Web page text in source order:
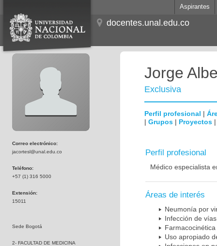
Aspirantes
docentes.unal.edu.co
Correo electrónico:
jacortesl@unal.edu.co
Teléfono:
+57 (1) 316 5000
Extensión:
15011
Sede Bogotá
2- FACULTAD DE MEDICINA
Jorge
Exclusiva
Perfil profesional |
| Grupos | Proyectos
Perfil profesional
Médico especialista
Áreas de interés
Neumonía por
Infección de
Uso apropiado